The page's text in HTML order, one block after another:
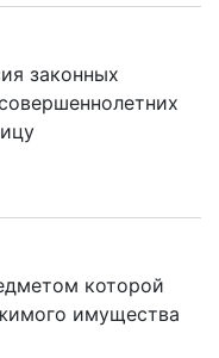
законных
которой
имущества